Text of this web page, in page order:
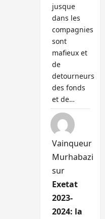
jusque
dans les
compagnies
sont
mafieux et
de
detourneurs
des fonds
et de…
Vainqueur
Murhabazi
sur
Exetat
2023-
2024: la